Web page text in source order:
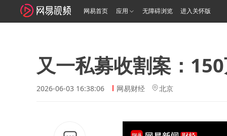
网易首页 应用 无障碍浏览 进入关怀版
又一私募收割案：
2026-06-03 16:38:06 网易财经 北京